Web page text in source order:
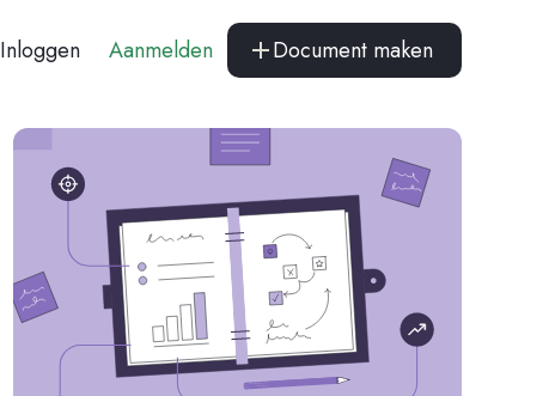
Inloggen Aanmelden Document maken